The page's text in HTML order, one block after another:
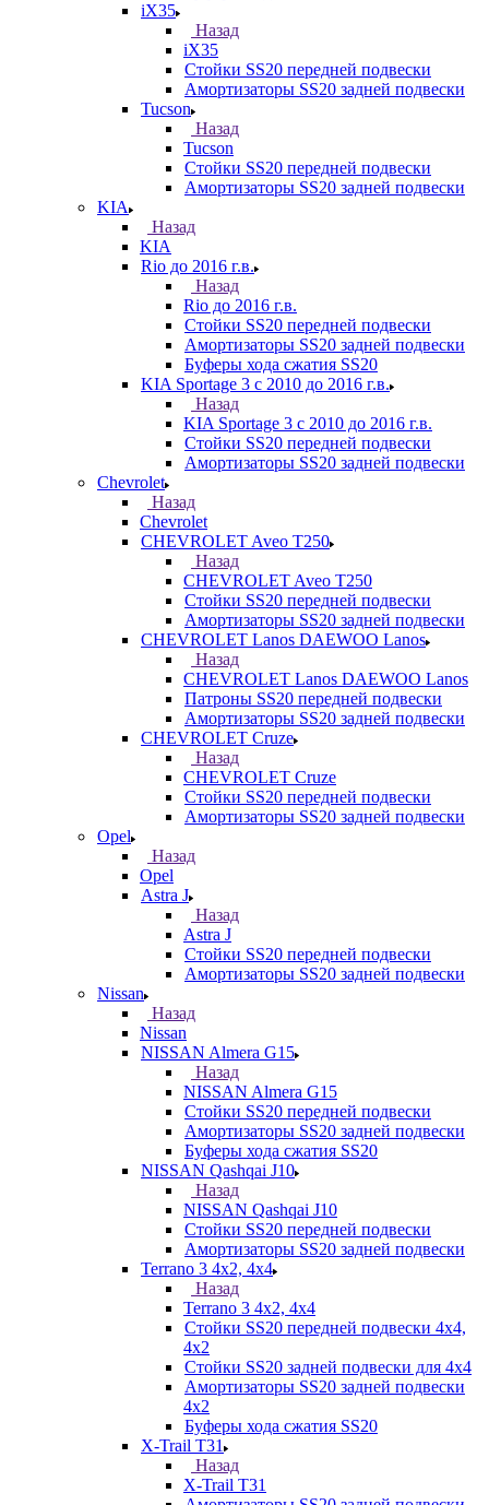
iX35
Назад
iX35
Стойки SS20 передней подвески
Амортизаторы SS20 задней подвески
Tucson
Назад
Tucson
Стойки SS20 передней подвески
Амортизаторы SS20 задней подвески
KIA
Назад
KIA
Rio до 2016 г.в.
Назад
Rio до 2016 г.в.
Стойки SS20 передней подвески
Амортизаторы SS20 задней подвески
Буферы хода сжатия SS20
KIA Sportage 3 с 2010 до 2016 г.в.
Назад
KIA Sportage 3 с 2010 до 2016 г.в.
Стойки SS20 передней подвески
Амортизаторы SS20 задней подвески
Chevrolet
Назад
Chevrolet
CHEVROLET Aveo T250
Назад
CHEVROLET Aveo T250
Стойки SS20 передней подвески
Амортизаторы SS20 задней подвески
CHEVROLET Lanos DAEWOO Lanos
Назад
CHEVROLET Lanos DAEWOO Lanos
Патроны SS20 передней подвески
Амортизаторы SS20 задней подвески
CHEVROLET Cruze
Назад
CHEVROLET Cruze
Стойки SS20 передней подвески
Амортизаторы SS20 задней подвески
Opel
Назад
Opel
Astra J
Назад
Astra J
Стойки SS20 передней подвески
Амортизаторы SS20 задней подвески
Nissan
Назад
Nissan
NISSAN Almera G15
Назад
NISSAN Almera G15
Стойки SS20 передней подвески
Амортизаторы SS20 задней подвески
Буферы хода сжатия SS20
NISSAN Qashqai J10
Назад
NISSAN Qashqai J10
Стойки SS20 передней подвески
Амортизаторы SS20 задней подвески
Terrano 3 4х2, 4х4
Назад
Terrano 3 4х2, 4х4
Стойки SS20 передней подвески 4х4,
4x2
Стойки SS20 задней подвески для 4х4
Амортизаторы SS20 задней подвески
4х2
Буферы хода сжатия SS20
X-Trail T31
Назад
X-Trail T31